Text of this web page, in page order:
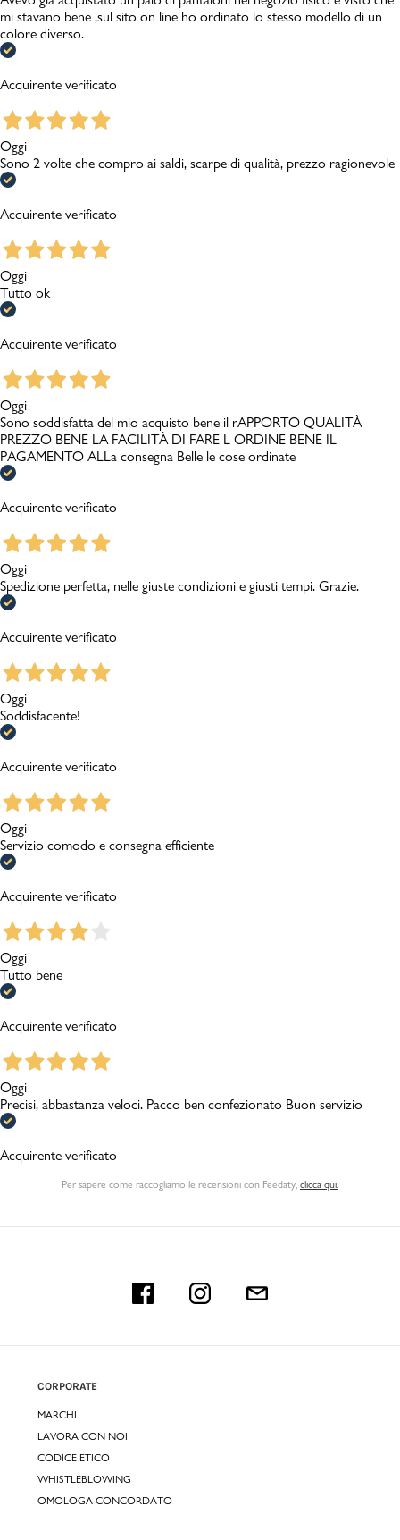
mi stavano bene ,sul sito on line ho ordinato lo stesso modello di un
colore diverso.
Acquirente verificato
Oggi
Sono 2 volte che compro ai saldi, scarpe di qualità, prezzo ragionevole
Acquirente verificato
Oggi
Tutto ok
Acquirente verificato
Oggi
Sono soddisfatta del mio acquisto bene il rAPPORTO QUALITÀ
PREZZO BENE LA FACILITÀ DI FARE L ORDINE BENE IL
PAGAMENTO ALLa consegna Belle le cose ordinate
Acquirente verificato
Oggi
Spedizione perfetta, nelle giuste condizioni e giusti tempi. Grazie.
Acquirente verificato
Oggi
Soddisfacente!
Acquirente verificato
Oggi
Servizio comodo e consegna efficiente
Acquirente verificato
Oggi
Tutto bene
Acquirente verificato
Oggi
Precisi, abbastanza veloci. Pacco ben confezionato Buon servizio
Acquirente verificato
Per sapere come raccogliamo le recensioni con Feedaty, clicca qui.
CORPORATE
MARCHI
LAVORA CON NOI
CODICE ETICO
WHISTLEBLOWING
OMOLOGA CONCORDATO